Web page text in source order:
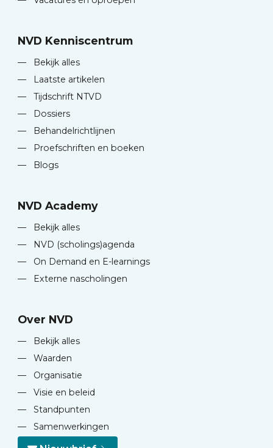
NVD Kenniscentrum
—
Bekijk alles
—
Laatste artikelen
—
Tijdschrift NTVD
—
Dossiers
—
Behandelrichtlijnen
—
Proefschriften en boeken
—
Blogs
NVD Academy
—
Bekijk alles
—
NVD (scholings)agenda
—
On Demand en E-learnings
—
Externe nascholingen
Over NVD
—
Bekijk alles
—
Waarden
—
Organisatie
—
Visie en beleid
—
Standpunten
—
Samenwerkingen